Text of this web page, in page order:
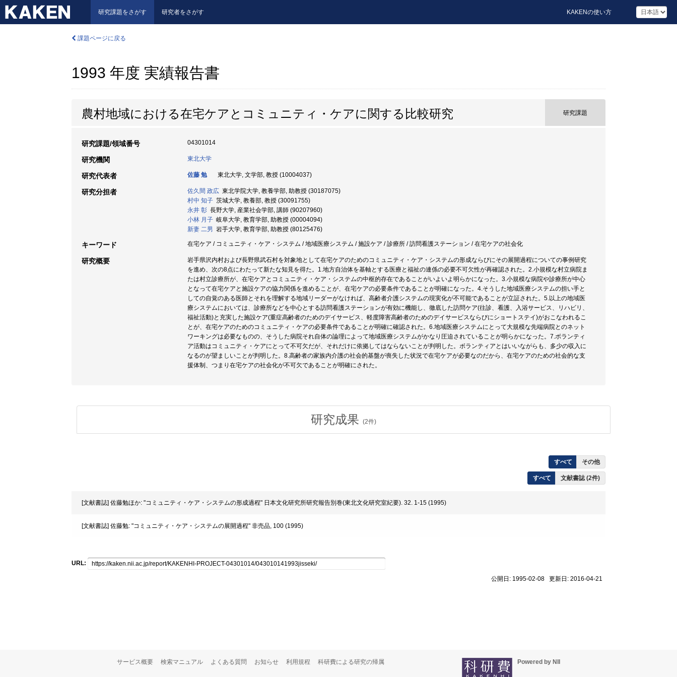
研究課題をさがす 研究者をさがす KAKENの使い方
課題ページに戻る
1993 年度 実績報告書
農村地域における在宅ケアとコミュニティ・ケアに関する比較研究 研究課題
研究課題/領域番号 04301014
研究機関 東北大学
研究代表者 佐藤 勉 東北大学, 文学部, 教授 (10004037)
研究分担者 佐久間 政広 東北学院大学, 教養学部, 助教授 (30187075)
村中 知子 茨城大学, 教養部, 教授 (30091755)
永井 彰 長野大学, 産業社会学部, 講師 (90207960)
小林 月子 岐阜大学, 教育学部, 助教授 (00004094)
新妻 二男 岩手大学, 教育学部, 助教授 (80125476)
キーワード 在宅ケア / コミュニティ・ケア・システム / 地域医療システム / 施設ケア / 診療所 / 訪問看護ステーション / 在宅ケアの社会化
研究概要
岩手県沢内村および長野県武石村を対象地として在宅ケアのためのコミュニティ・ケア・システムの形成ならびにその展開過程についての事例研究
を進め、次の8点にわたって新たな知見を得た。1.地方自治体を基軸とする医療と福祉の連係の必要不可欠性が再確認された。2.小規模な村立病院ま
たは村立診療所が、在宅ケアとコミュニティ・ケア・システムの中枢的存在であることがいよいよ明らかになった。3.小規模な病院や診療所が中心
となって在宅ケアと施設ケアの協力関係を進めることが、在宅ケアの必要条件であることが明確になった。4.そうした地域医療システムの担い手と
しての自覚のある医師とそれを理解する地域リーダーがなければ、高齢者介護システムの現実化が不可能であることが立証された。5.以上の地域医
療システムにおいては、診療所などを中心とする訪問看護ステーションが有効に機能し、徹底した訪問ケア(往診、看護、入浴サービス、リハビリ、
福祉活動)と充実した施設ケア(重症高齢者のためのデイサービス、軽度障害高齢者のためのデイサービスならびにショートステイ)がおこなわれるこ
とが、在宅ケアのためのコミュニティ・ケアの必要条件であることが明確に確認された。6.地域医療システムにとって大規模な先端病院とのネット
ワーキングは必要なものの、そうした病院それ自体の論理によって地域医療システムがかなり圧迫されていることが明らかになった。7.ボランティ
ア活動はコミュニティ・ケアにとって不可欠だが、それだけに依拠してはならないことが判明した。ボランティアとはいいながらも、多少の収入に
なるのが望ましいことが判明した。8.高齢者の家族内介護の社会的基盤が喪失した状況で在宅ケアが必要なのだから、在宅ケアのための社会的な支
援体制、つまり在宅ケアの社会化が不可欠であることが明確にされた。
研究成果 (2件)
すべて その他
すべて 文献書誌 (2件)
[文献書誌] 佐藤勉ほか: "コミュニティ・ケア・システムの形成過程" 日本文化研究所研究報告別巻(東北文化研究室紀要). 32. 1-15 (1995)
[文献書誌] 佐藤勉: "コミュニティ・ケア・システムの展開過程" 非売品, 100 (1995)
URL:
公開日: 1995-02-08 更新日: 2016-04-21
サービス概要 検索マニュアル よくある質問 お知らせ 利用規程 科研費による研究の帰属 Powered by NII